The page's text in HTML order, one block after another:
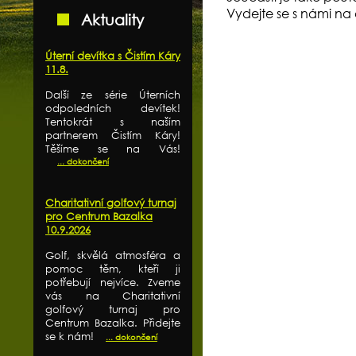
Aktuality
Úterní devítka s Čistím Káry
11.8.
Další ze série Úterních
odpoledních devítek!
Tentokrát s naším
partnerem Čistím Káry!
Těšíme se na Vás!
... dokončení
Charitativní golfový turnaj
pro Centrum Bazalka
10.9.2026
Golf, skvělá atmosféra a
pomoc těm, kteří ji
potřebují nejvíce. Zveme
vás na Charitativní
golfový turnaj pro
Centrum Bazalka. Přidejte
se k nám!
... dokončení
Vydejte se s námi na